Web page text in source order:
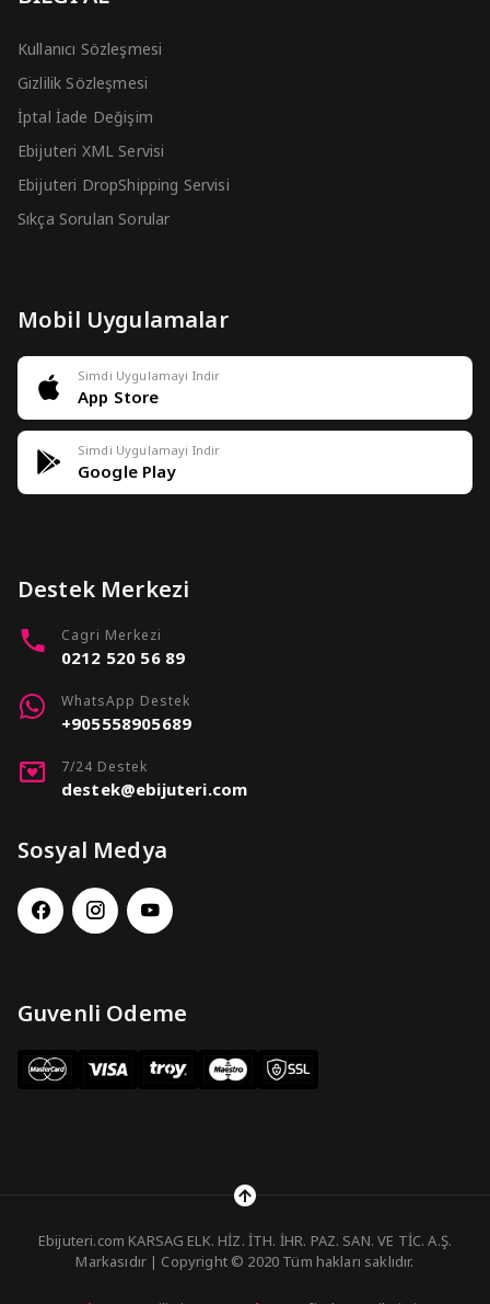
Kullanıcı Sözleşmesi
Gizlilik Sözleşmesi
İptal İade Değişim
Ebijuteri XML Servisi
Ebijuteri DropShipping Servisi
Sıkça Sorulan Sorular
Mobil Uygulamalar
Simdi Uygulamayi Indir
App Store
Simdi Uygulamayi Indir
Google Play
Destek Merkezi
Cagri Merkezi
0212 520 56 89
WhatsApp Destek
+905558905689
7/24 Destek
destek@ebijuteri.com
Sosyal Medya
Guvenli Odeme
Ebijuteri.com KARSAG ELK. HİZ. İTH. İHR. PAZ. SAN. VE TİC. A.Ş.
Markasıdır | Copyright © 2020 Tüm hakları saklıdır.